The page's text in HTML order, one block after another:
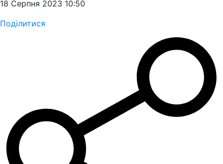
18 Серпня 2023 10:50
Поділитися